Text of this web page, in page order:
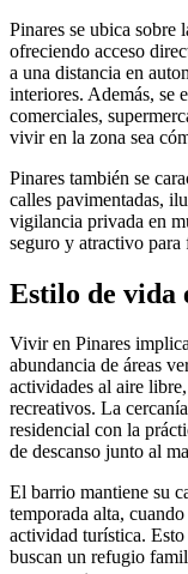
Pinares se ubica sobre
ofreciendo acceso
a una distancia en
interiores. Además, se
comerciales,
vivir en la zona sea
Pinares también se
calles pavimentadas,
vigilancia privada en
seguro y atractivo para
Estilo de vida
Vivir en Pinares
abundancia de áreas
actividades al aire
recreativos. La
residencial con la
de descanso junto al
El barrio mantiene su
temporada alta,
actividad turística.
buscan un refugio